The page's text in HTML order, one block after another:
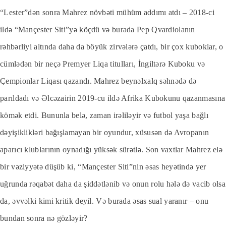
“Lester”dən sonra Mahrez növbəti mühüm addımı atdı – 2018-ci
ildə “Mançester Siti”yə köçdü və burada Pep Qvardiolanın
rəhbərliyi altında daha da böyük zirvələrə çatdı, bir çox kuboklar, o
cümlədən bir neçə Premyer Liqa titulları, İngiltərə Kuboku və
Çempionlar Liqası qazandı. Mahrez beynəlxalq səhnədə də
parıldadı və Əlcəzairin 2019-cu ildə Afrika Kubokunu qazanmasına
kömək etdi. Bununla belə, zaman irəliləyir və futbol yaşa bağlı
dəyişiklikləri bağışlamayan bir oyundur, xüsusən də Avropanın
aparıcı klublarının oynadığı yüksək sürətlə. Son vaxtlar Mahrez elə
bir vəziyyətə düşüb ki, “Mançester Siti”nin əsas heyətində yer
uğrunda rəqabət daha da şiddətlənib və onun rolu hələ də vacib olsa
da, əvvəlki kimi kritik deyil. Və burada əsas sual yaranır – onu
bundan sonra nə gözləyir?